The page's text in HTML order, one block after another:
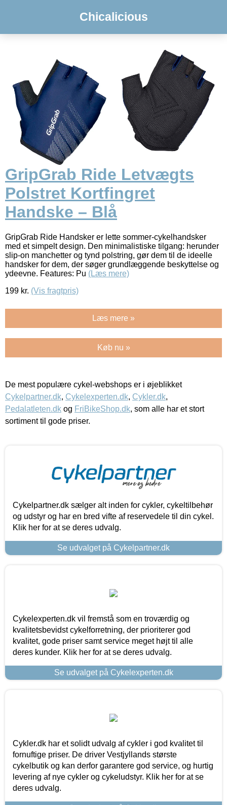
Chicalicious
GripGrab Ride Letvægts
Polstret Kortfingret
Handske – Blå
GripGrab Ride Handsker er lette sommer-cykelhandsker
med et simpelt design. Den minimalistiske tilgang: herunder
slip-on manchetter og tynd polstring, gør dem til de ideelle
handsker for dem, der søger grundlæggende beskyttelse og
ydeevne. Features: Pu (Læs mere)
199 kr. (Vis fragtpris)
Læs mere »
Køb nu »
De mest populære cykel-webshops er i øjeblikket
Cykelpartner.dk, Cykelexperten.dk, Cykler.dk,
Pedalatleten.dk og FriBikeShop.dk, som alle har et stort
sortiment til gode priser.
Cykelpartner.dk sælger alt inden for cykler, cykeltilbehør
og udstyr og har en bred vifte af reservedele til din cykel.
Klik her for at se deres udvalg.
Se udvalget på Cykelpartner.dk
Cykelexperten.dk vil fremstå som en troværdig og
kvalitetsbevidst cykelforretning, der prioriterer god
kvalitet, gode priser samt service meget højt til alle
deres kunder. Klik her for at se deres udvalg.
Se udvalget på Cykelexperten.dk
Cykler.dk har et solidt udvalg af cykler i god kvalitet til
fornuftige priser. De driver Vestjyllands største
cykelbutik og kan derfor garantere god service, og hurtig
levering af nye cykler og cykeludstyr. Klik her for at se
deres udvalg.